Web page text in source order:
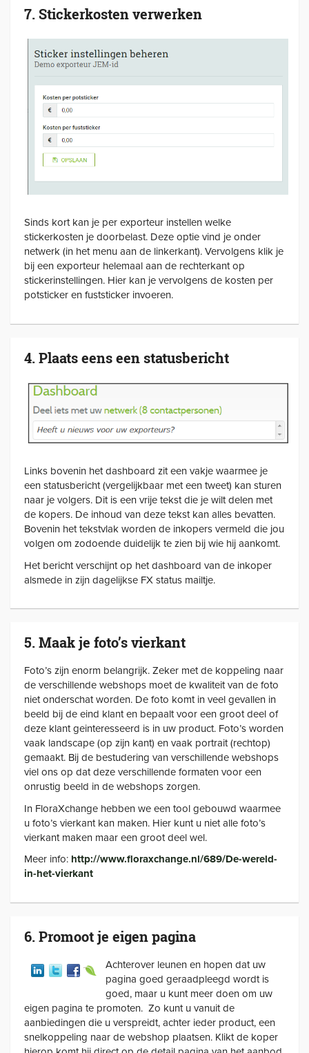
7. Stickerkosten verwerken
Sinds kort kan je per exporteur instellen welke
stickerkosten je doorbelast. Deze optie vind je onder
netwerk (in het menu aan de linkerkant). Vervolgens klik je
bij een exporteur helemaal aan de rechterkant op
stickerinstellingen. Hier kan je vervolgens de kosten per
potsticker en fuststicker invoeren.
4. Plaats eens een statusbericht
Links bovenin het dashboard zit een vakje waarmee je
een statusbericht (vergelijkbaar met een tweet) kan sturen
naar je volgers. Dit is een vrije tekst die je wilt delen met
de kopers. De inhoud van deze tekst kan alles bevatten.
Bovenin het tekstvlak worden de inkopers vermeld die jou
volgen om zodoende duidelijk te zien bij wie hij aankomt.
Het bericht verschijnt op het dashboard van de inkoper
alsmede in zijn dagelijkse FX status mailtje.
5. Maak je foto’s vierkant
Foto’s zijn enorm belangrijk. Zeker met de koppeling naar
de verschillende webshops moet de kwaliteit van de foto
niet onderschat worden. De foto komt in veel gevallen in
beeld bij de eind klant en bepaalt voor een groot deel of
deze klant geinteresseerd is in uw product. Foto’s worden
vaak landscape (op zijn kant) en vaak portrait (rechtop)
gemaakt. Bij de bestudering van verschillende webshops
viel ons op dat deze verschillende formaten voor een
onrustig beeld in de webshops zorgen.
In FloraXchange hebben we een tool gebouwd waarmee
u foto’s vierkant kan maken. Hier kunt u niet alle foto’s
vierkant maken maar een groot deel wel.
Meer info: http://www.floraxchange.nl/689/De-wereld-
in-het-vierkant
6. Promoot je eigen pagina
Achterover leunen en hopen dat uw
pagina goed geraadpleegd wordt is
goed, maar u kunt meer doen om uw
eigen pagina te promoten. Zo kunt u vanuit de
aanbiedingen die u verspreidt, achter ieder product, een
snelkoppeling naar de webshop plaatsen. Klikt de koper